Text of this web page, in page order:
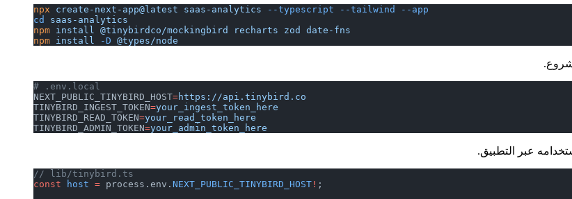
npx create-next-app@latest saas-analytics --typescript --tailwind
--app
cd
saas-analytics
npm install @tinybirdco/mockingbird recharts zod
date-fns
npm install -D @types/node
# .env.local
NEXT_PUBLIC_TINYBIRD_HOST=https://api.tinybird.co
TINYBIRD_INGEST_TOKEN=your_ingest_token_here
TINYBIRD_READ_TOKEN=your_read_token_here
TINYBIRD_ADMIN_TOKEN=your_admin_token_here
عبر التطبيق.
// lib/tinybird.ts
const host = process.env. NEXT_PUBLIC_TINYBIRD_HOST ! ;